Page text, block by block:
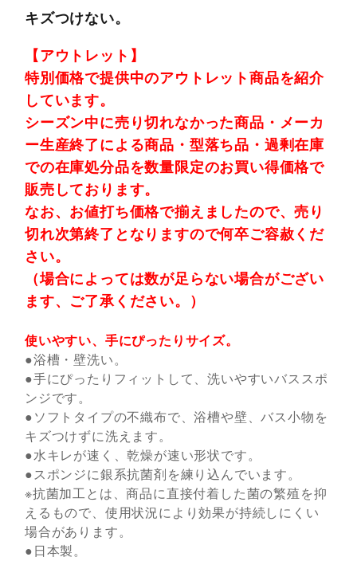
キズつけない。
【アウトレット】
特別価格で提供中のアウトレット商品を紹介
しています。
シーズン中に売り切れなかった商品・メーカ
ー生産終了による商品・型落ち品・過剰在庫
での在庫処分品を数量限定のお買い得価格で
販売しております。
なお、お値打ち価格で揃えましたので、売り
切れ次第終了となりますので何卒ご容赦くだ
さい。
（場合によっては数が足らない場合がござい
ます、ご了承ください。）
使いやすい、手にぴったりサイズ。
●浴槽・壁洗い。
●手にぴったりフィットして、洗いやすいバススポ
ンジです。
●ソフトタイプの不織布で、浴槽や壁、バス小物を
キズつけずに洗えます。
●水キレが速く、乾燥が速い形状です。
●スポンジに銀系抗菌剤を練り込んでいます。
※抗菌加工とは、商品に直接付着した菌の繁殖を抑
えるもので、使用状況により効果が持続しにくい
場合があります。
●日本製。